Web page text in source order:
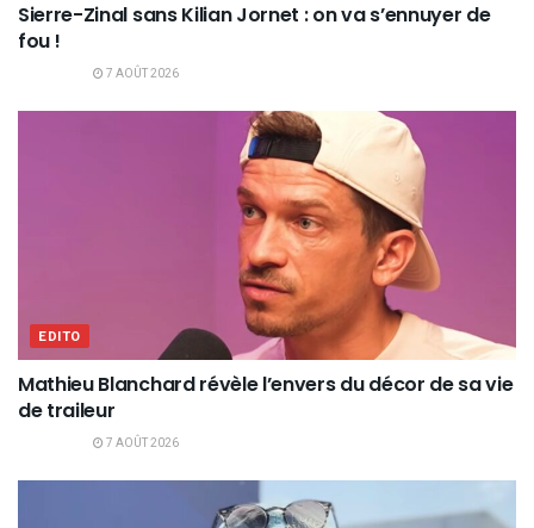
Sierre-Zinal sans Kilian Jornet : on va s’ennuyer de
fou !
7 AOÛT 2026
EDITO
Mathieu Blanchard révèle l’envers du décor de sa vie
de traileur
7 AOÛT 2026